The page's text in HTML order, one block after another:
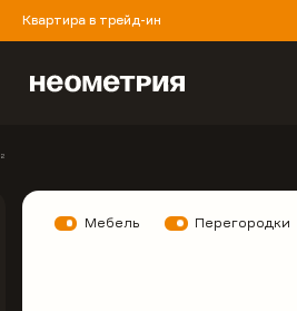
Квартира в трейд-ин
2
Мебель Перегородки